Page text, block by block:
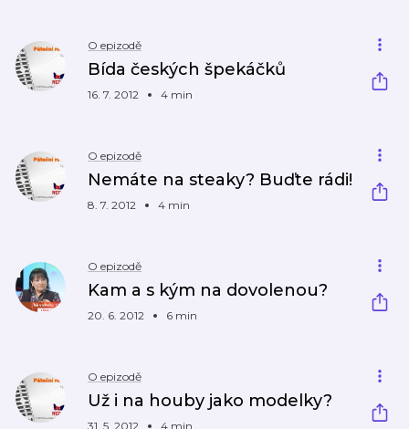
O epizodě
Bída českých špekáčků
16. 7. 2012 4 min
O epizodě
Nemáte na steaky? Buďte rádi!
8. 7. 2012 4 min
O epizodě
Kam a s kým na dovolenou?
20. 6. 2012 6 min
O epizodě
Už i na houby jako modelky?
31. 5. 2012 4 min